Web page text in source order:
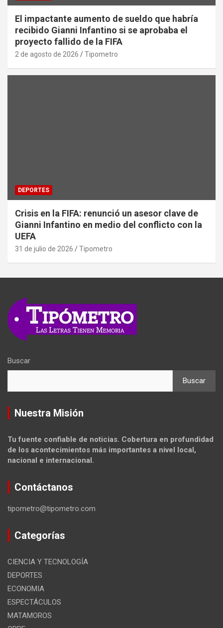
El impactante aumento de sueldo que habría
recibido Gianni Infantino si se aprobaba el
proyecto fallido de la FIFA
2 de agosto de 2026 Tipometro
DEPORTES
Crisis en la FIFA: renunció un asesor clave de
Gianni Infantino en medio del conflicto con la
UEFA
31 de julio de 2026 Tipometro
Buscar
Buscar
Nuestra Misión
Tu fuente confiable de noticias. Cobertura en profundidad
de los acontecimientos más importantes a nivel local,
nacional e internacional.
Contáctanos
tipometro@tipometro.com
Categorías
CIENCIA Y TECNOLOGÍA
DEPORTES
ECONOMIA
ESPECTÁCULOS
MATAMOROS